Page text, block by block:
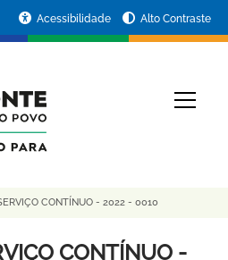
Acessibilidade Alto Contraste
CONTÍNUO - 2022 - 0010
CONTÍNUO -